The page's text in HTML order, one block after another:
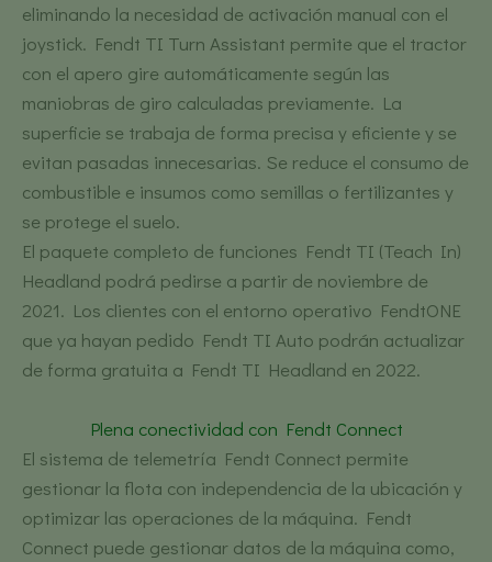
eliminando la necesidad de activación manual con el
joystick. Fendt TI Turn Assistant permite que el tractor
con el apero gire automáticamente según las
maniobras de giro calculadas previamente. La
superficie se trabaja de forma precisa y eficiente y se
evitan pasadas innecesarias. Se reduce el consumo de
combustible e insumos como semillas o fertilizantes y
se protege el suelo.
El paquete completo de funciones Fendt TI (Teach In)
Headland podrá pedirse a partir de noviembre de
2021. Los clientes con el entorno operativo FendtONE
que ya hayan pedido Fendt TI Auto podrán actualizar
de forma gratuita a Fendt TI Headland en 2022.
Plena conectividad con Fendt Connect
El sistema de telemetría Fendt Connect permite
gestionar la flota con independencia de la ubicación y
optimizar las operaciones de la máquina. Fendt
Connect puede gestionar datos de la máquina como,